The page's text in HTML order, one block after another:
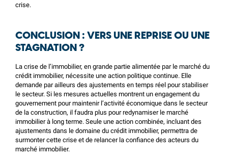
crise.
CONCLUSION : VERS UNE REPRISE OU UNE
STAGNATION ?
La crise de l’immobilier, en grande partie alimentée par le marché du
crédit immobilier, nécessite une action politique continue. Elle
demande par ailleurs des ajustements en temps réel pour stabiliser
le secteur. Si les mesures actuelles montrent un engagement du
gouvernement pour maintenir l’activité économique dans le secteur
de la construction, il faudra plus pour redynamiser le marché
immobilier à long terme. Seule une action combinée, incluant des
ajustements dans le domaine du crédit immobilier, permettra de
surmonter cette crise et de relancer la confiance des acteurs du
marché immobilier.